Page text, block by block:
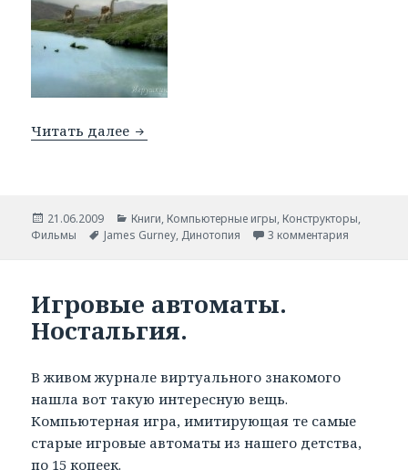
Читать далее Динотопия.
Опубликовано
21.06.2009 Рубрики
Книги, Компьютерные игры, Конструкторы,
Фильмы
Метки
James Gurney, Динотопия 3 комментария
Игровые автоматы.
Ностальгия.
В живом журнале виртуального знакомого
нашла вот такую интересную вещь.
Компьютерная игра, имитирующая те самые
старые игровые автоматы из нашего детства,
по 15 копеек.